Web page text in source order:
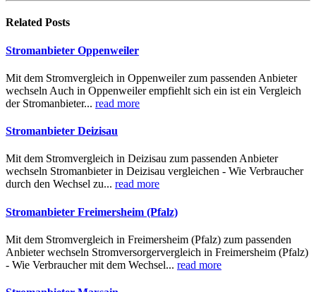
Related Posts
Stromanbieter Oppenweiler
Mit dem Stromvergleich in Oppenweiler zum passenden Anbieter
wechseln Auch in Oppenweiler empfiehlt sich ein ist ein Vergleich
der Stromanbieter... read more
Stromanbieter Deizisau
Mit dem Stromvergleich in Deizisau zum passenden Anbieter
wechseln Stromanbieter in Deizisau vergleichen - Wie Verbraucher
durch den Wechsel zu... read more
Stromanbieter Freimersheim (Pfalz)
Mit dem Stromvergleich in Freimersheim (Pfalz) zum passenden
Anbieter wechseln Stromversorgervergleich in Freimersheim (Pfalz)
- Wie Verbraucher mit dem Wechsel... read more